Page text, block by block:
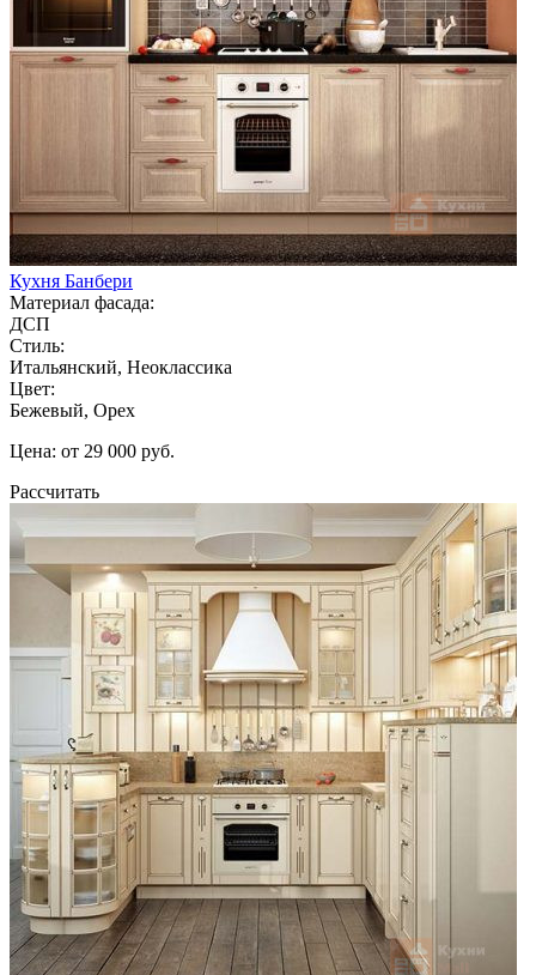
Кухня Банбери
Материал фасада:
ДСП
Стиль:
Итальянский, Неоклассика
Цвет:
Бежевый, Орех
Цена: от 29 000 руб.
Рассчитать